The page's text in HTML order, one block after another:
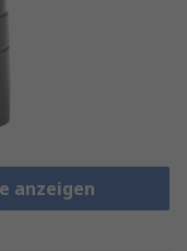
anzeigen